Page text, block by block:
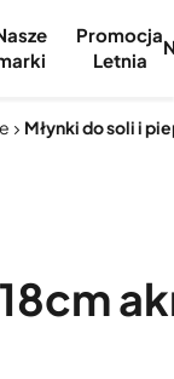
Promocja
Letnia
Młynki do soli i